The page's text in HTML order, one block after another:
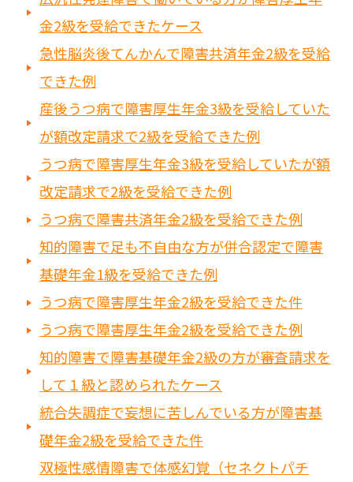
金2級を受給できたケース
急性脳炎後てんかんで障害共済年金2級を受給
できた例
産後うつ病で障害厚生年金3級を受給していた
が額改定請求で2級を受給できた例
うつ病で障害厚生年金3級を受給していたが額
改定請求で2級を受給できた例
うつ病で障害共済年金2級を受給できた例
知的障害で足も不自由な方が併合認定で障害
基礎年金1級を受給できた例
うつ病で障害厚生年金2級を受給できた件
うつ病で障害厚生年金2級を受給できた例
知的障害で障害基礎年金2級の方が審査請求を
して１級と認められたケース
統合失調症で妄想に苦しんでいる方が障害基
礎年金2級を受給できた件
双極性感情障害で体感幻覚（セネクトパチ